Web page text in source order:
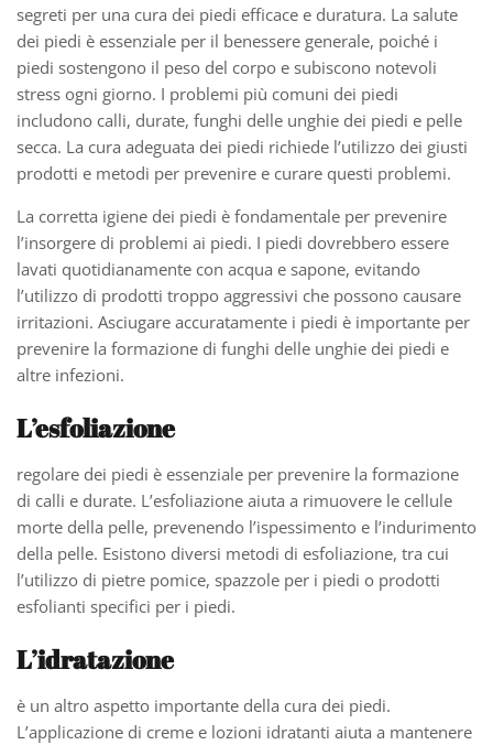
segreti per una cura dei piedi efficace e duratura. La salute
dei piedi è essenziale per il benessere generale, poiché i
piedi sostengono il peso del corpo e subiscono notevoli
stress ogni giorno. I problemi più comuni dei piedi
includono calli, durate, funghi delle unghie dei piedi e pelle
secca. La cura adeguata dei piedi richiede l’utilizzo dei giusti
prodotti e metodi per prevenire e curare questi problemi.
La corretta igiene dei piedi è fondamentale per prevenire
l’insorgere di problemi ai piedi. I piedi dovrebbero essere
lavati quotidianamente con acqua e sapone, evitando
l’utilizzo di prodotti troppo aggressivi che possono causare
irritazioni. Asciugare accuratamente i piedi è importante per
prevenire la formazione di funghi delle unghie dei piedi e
altre infezioni.
L’esfoliazione
regolare dei piedi è essenziale per prevenire la formazione
di calli e durate. L’esfoliazione aiuta a rimuovere le cellule
morte della pelle, prevenendo l’ispessimento e l’indurimento
della pelle. Esistono diversi metodi di esfoliazione, tra cui
l’utilizzo di pietre pomice, spazzole per i piedi o prodotti
esfolianti specifici per i piedi.
L’idratazione
è un altro aspetto importante della cura dei piedi.
L’applicazione di creme e lozioni idratanti aiuta a mantenere